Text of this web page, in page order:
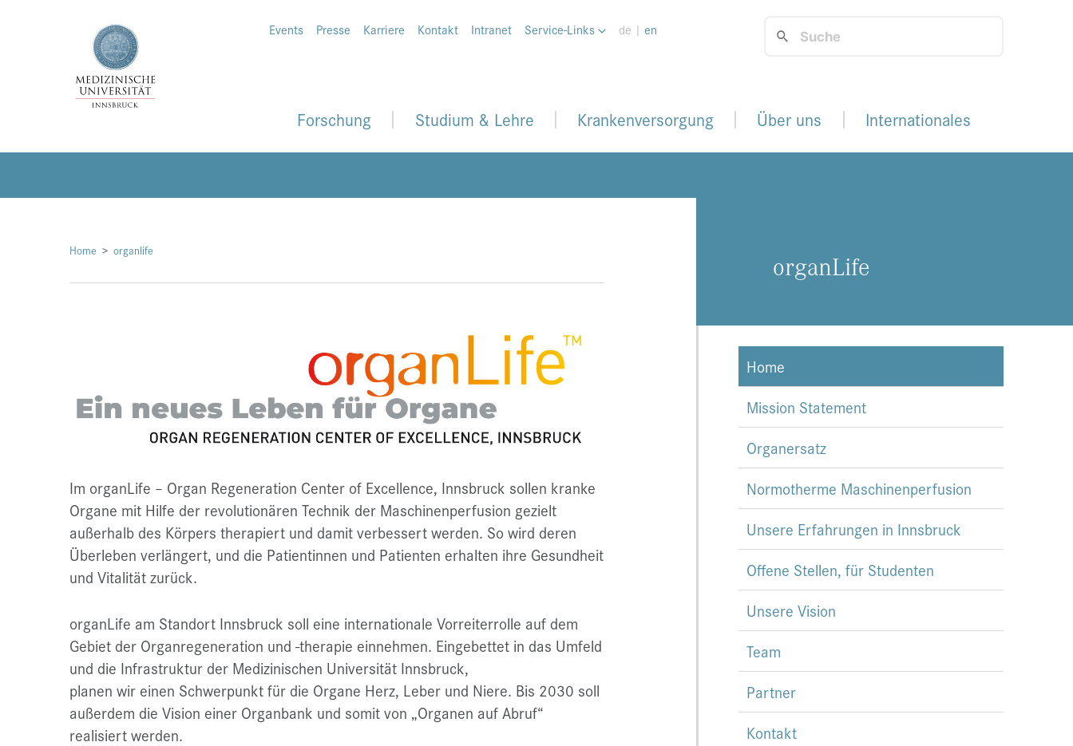
Events Presse Karriere Kontakt Intranet Service-Links de | en
Forschung Studium & Lehre Krankenversorgung Über uns Internationales
Home organlife
Im organLife – Organ Regeneration Center of Excellence, Innsbruck sollen kranke
Organe mit Hilfe der revolutionären Technik der Maschinenperfusion gezielt
außerhalb des Körpers therapiert und damit verbessert werden. So wird deren
Überleben verlängert, und die Patientinnen und Patienten erhalten ihre Gesundheit
und Vitalität zurück.
organLife am Standort Innsbruck soll eine internationale Vorreiterrolle auf dem
Gebiet der Organregeneration und -therapie einnehmen. Eingebettet in das Umfeld
und die Infrastruktur der Medizinischen Universität Innsbruck,
planen wir einen Schwerpunkt für die Organe Herz, Leber und Niere. Bis 2030 soll
außerdem die Vision einer Organbank und somit von „Organen auf Abruf“
realisiert werden.
or­gan­Li­fe
Home
Mission Statement
Organersatz
Normotherme Maschinenperfusion
Unsere Erfahrungen in Innsbruck
Offene Stellen, für Studenten
Unsere Vision
Team
Partner
Kontakt